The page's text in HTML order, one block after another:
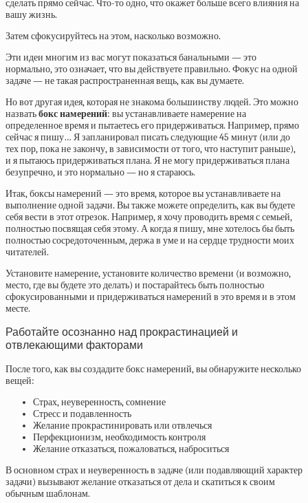
сделать прямо сейчас. Что-то одно, что окажет больше всего влияния на
вашу жизнь.
Затем сфокусируйтесь на этом, насколько возможно.
Эти идеи многим из вас могут показаться банальными — это
нормально, это означает, что вы действуете правильно. Фокус на одной
задаче — не такая распространенная вещь, как вы думаете.
Но вот другая идея, которая не знакома большинству людей. Это можно
назватьбокс намерений: вы устанавливаете намерение на
определенное время и пытаетесь его придерживаться. Например, прямо
сейчас я пишу… Я запланировал писать следующие 45 минут (или до
тех пор, пока не закончу, в зависимости от того, что наступит раньше),
и я пытаюсь придерживаться плана. Я не могу придерживаться плана
безупречно, и это нормально — но я стараюсь.
Итак, боксы намерений — это время, которое вы устанавливаете на
выполнение одной задачи. Вы также можете определить, как вы будете
себя вести в этот отрезок. Например, я хочу проводить время с семьей,
полностью посвящая себя этому. А когда я пишу, мне хотелось бы быть
полностью сосредоточенным, держа в уме и на сердце трудности моих
читателей.
Установите намерение, установите количество времени (и возможно,
место, где вы будете это делать) и постарайтесь быть полностью
сфокусированными и придерживаться намерений в это время и в этом
месте.
Работайте осознанно над прокрастинацией и
отвлекающими факторами
После того, как вы создадите бокс намерений, вы обнаружите несколько
вещей:
Страх, неуверенность, сомнение
Стресс и подавленность
Желание прокрастинировать или отвлечься
Перфекционизм, необходимость контроля
Желание отказаться, пожаловаться, наброситься
В основном страх и неуверенность в задаче (или подавляющий характер
задачи) вызывают желание отказаться от дела и скатиться к своим
обычным шаблонам.